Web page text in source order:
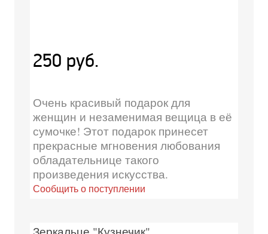
250 руб.
Очень красивый подарок для
женщин и незаменимая вещица в её
сумочке! Этот подарок принесет
прекрасные мгновения любования
обладательнице такого
произведения искусства.
Сообщить о поступлении